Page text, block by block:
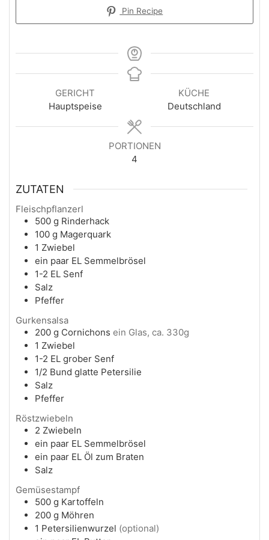
Pin Recipe
GERICHT
Hauptspeise
KÜCHE
Deutschland
PORTIONEN
4
ZUTATEN
Fleischpflanzerl
500 g Rinderhack
100 g Magerquark
1 Zwiebel
ein paar EL Semmelbrösel
1-2 EL Senf
Salz
Pfeffer
Gurkensalsa
200 g Cornichons ein Glas, ca. 330g
1 Zwiebel
1-2 EL grober Senf
1/2 Bund glatte Petersilie
Salz
Pfeffer
Röstzwiebeln
2 Zwiebeln
ein paar EL Semmelbrösel
ein paar EL Öl zum Braten
Salz
Gemüsestampf
500 g Kartoffeln
200 g Möhren
1 Petersilienwurzel (optional)